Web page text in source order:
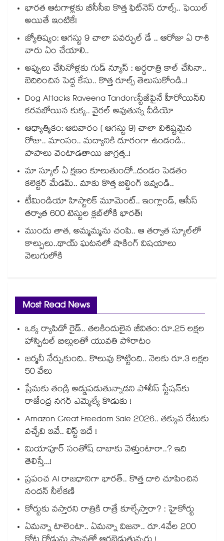
భారత ఆటగాళ్లకు బీసీసీఐ కొత్త ఫిట్‌నెస్ రూల్స్.. ఫెయిల్
అయితే ఇంటికే!
జ్యోతిష్యం: ఆగస్టు 9 చాలా పవర్ఫుల్ డే .. ఆరోజు ఏ రాశి
వారు ఏం చేయాలి..
అప్పులు చేసినోళ్లకు గుడ్ న్యూస్ : అర్థరాత్రి కాల్ చేసినా..
బెదిరించిన పెద్ద కేసు.. కొత్త రూల్స్ తెలుసుకోండి..!
Dog Attacks Raveena Tandon:స్టేజీపైనే హీరోయిన్⁬ని
కరవబోయిన కుక్క.. వైరల్ అవుతున్న వీడియో
ఆధ్యాత్మికం: ఆదివారం ( ఆగస్టు 9) చాలా విశిష్టమైన
రోజు.. మాంసం.. మద్యానికి దూరంగా ఉండండి..
పాపాలు వెంటాడతాయి జాగ్రత్త..!
మా స్కూల్ ఏ క్షణం కూలుతుందో..దండం పెడతం
కలెక్టర్ మేడమ్.. మాకు కొత్త బిల్డింగ్ ఇవ్వండి..
టీమిండియా హిస్టారిక్ మూమెంట్.. ఇంగ్లాండ్, ఆసీస్
తర్వాత 600 టెస్టుల క్లబ్‌లోకి భారత్!
ముందు తాత, అమ్మమ్మను చంపి.. ఆ తర్వాత స్కూల్‌లో
కాల్పులు..థాయ్ ఘటనలో షాకింగ్ విషయాలు
వెలుగులోకి
Most Read News
ఒక్క ర్యాపిడో రైడ్.. తలకిందులైన జీవితం: రూ.25 లక్షల
హాస్పిటల్ బిల్లులతో యువతి పోరాటం
జర్మనీ నేర్చుకుంది.. కొలువు కొట్టింది.. నెలకు రూ.3 లక్షల
50 వేలు
ప్రేమకు తండ్రి అడ్డుపడుతున్నాడని పోలీస్ స్టేషన్⁪కు
రాజేంద్ర నగర్ ఎమ్మెల్యే కొడుకు !
Amazon Great Freedom Sale 2026.. తక్కువ రేటుకు
వచ్చేవి ఇవే.. లిస్ట్ ఇదే !
మియాపూర్ సంతోష్ దాబాకు వెళ్తుంటారా..? ఇది
తెలిస్తే...!
ప్రపంచ AI రాజధానిగా భారత్.. కొత్త దారి చూపించిన
నందన్ నీలేకణి
కోర్టుకు వస్తారని రాత్రికి రాత్రే కూల్చేస్తారా? : హైకోర్టు
ఏమన్నా టాలెంటా.. ఏమన్నా విజనా.. రూ.4వేల 200